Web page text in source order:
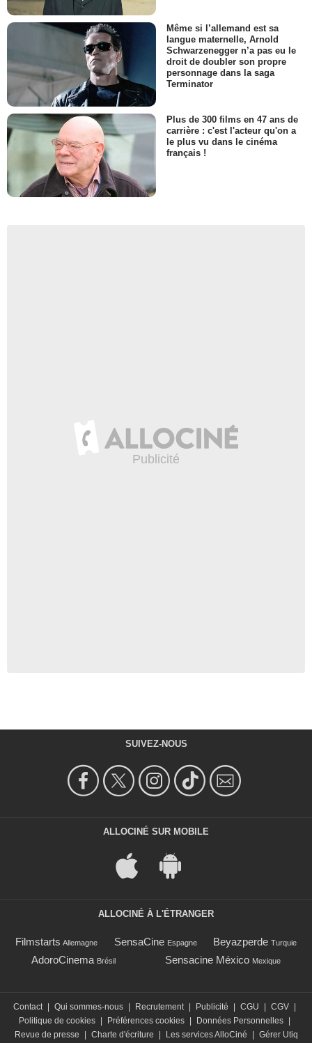
Même si l’allemand est sa
langue maternelle, Arnold
Schwarzenegger n’a pas eu le
droit de doubler son propre
personnage dans la saga
Terminator
Plus de 300 films en 47 ans de
carrière : c'est l'acteur qu'on a
le plus vu dans le cinéma
français !
SUIVEZ-NOUS
ALLOCINÉ SUR MOBILE
ALLOCINÉ À L'ÉTRANGER
Filmstarts Allemagne SensaCine Espagne Beyazperde Turquie
AdoroCinema Brésil Sensacine México Mexique
Contact | Qui sommes-nous | Recrutement | Publicité | CGU | CGV |
Politique de cookies | Préférences cookies | Données Personnelles |
Revue de presse
| Charte d'écriture | Les services AlloCiné | Gérer Utiq